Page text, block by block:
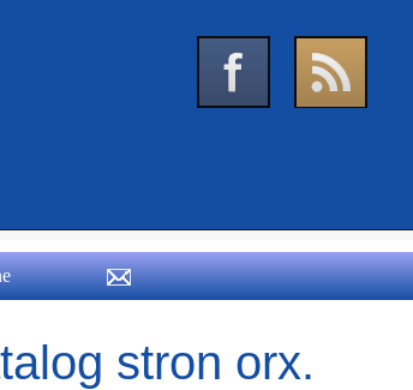
stron orx.